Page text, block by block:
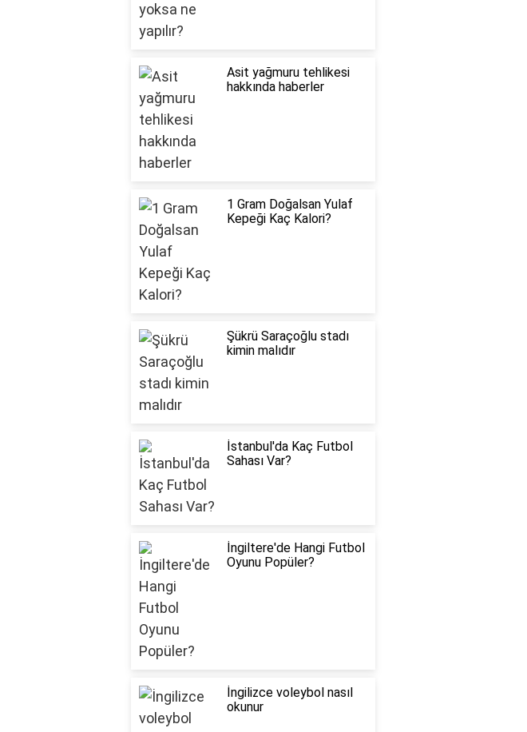
Asit yağmuru tehlikesi
hakkında haberler
1 Gram Doğalsan Yulaf
Kepeği Kaç Kalori?
Şükrü Saraçoğlu stadı
kimin malıdır
İstanbul'da Kaç Futbol
Sahası Var?
İngiltere'de Hangi Futbol
Oyunu Popüler?
İngilizce voleybol nasıl
okunur